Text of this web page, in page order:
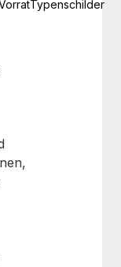
Typenschilder